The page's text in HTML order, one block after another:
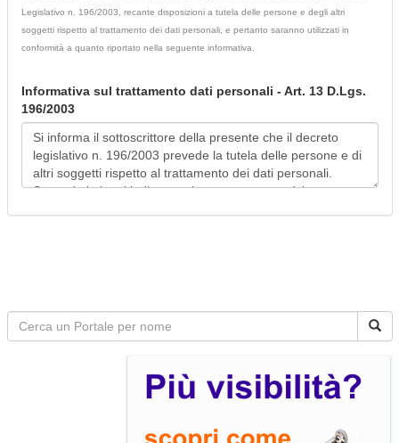
Legislativo n. 196/2003, recante disposizioni a tutela delle persone e degli altri
soggetti rispetto al trattamento dei dati personali, e pertanto saranno utilizzati in
conformità a quanto riportato nella seguente informativa.
Informativa sul trattamento dati personali - Art. 13 D.Lgs.
196/2003